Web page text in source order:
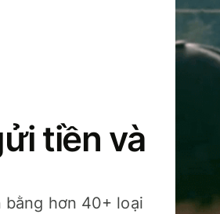
tiền và
hơn 40+ loại